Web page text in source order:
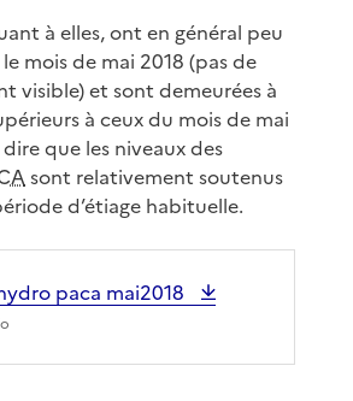
à elles, ont en général peu
mois de mai 2018 (pas de
visible) et sont demeurées à
à ceux du mois de mai
que les niveaux des
sont relativement soutenus
d’étiage habituelle.
paca mai2018